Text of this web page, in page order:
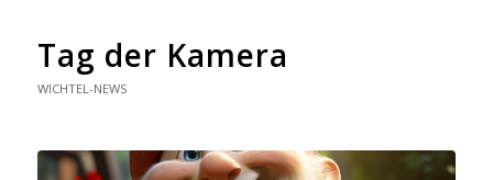
Tag der Kamera
WICHTEL-NEWS